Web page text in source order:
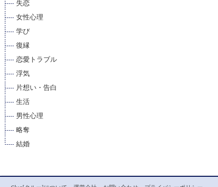
失恋
女性心理
学び
復縁
恋愛トラブル
浮気
片想い・告白
生活
男性心理
略奪
結婚